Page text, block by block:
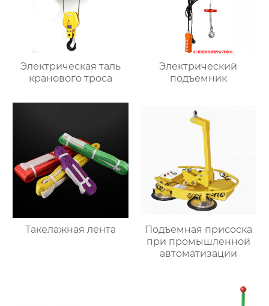
Электрическая таль
кранового троса
Электрический
подъемник
Такелажная лента
Подъемная присоска
при промышленной
автоматизации